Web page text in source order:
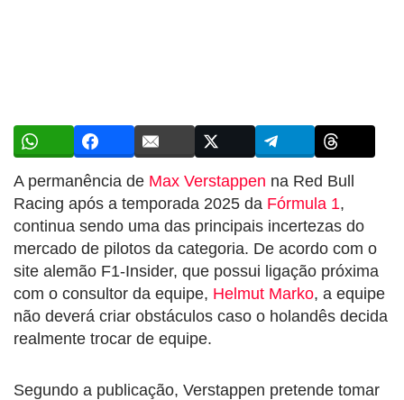
A permanência de Max Verstappen na Red Bull
Racing após a temporada 2025 da Fórmula 1,
continua sendo uma das principais incertezas do
mercado de pilotos da categoria. De acordo com o
site alemão F1-Insider, que possui ligação próxima
com o consultor da equipe, Helmut Marko, a equipe
não deverá criar obstáculos caso o holandês decida
realmente trocar de equipe.
Segundo a publicação, Verstappen pretende tomar